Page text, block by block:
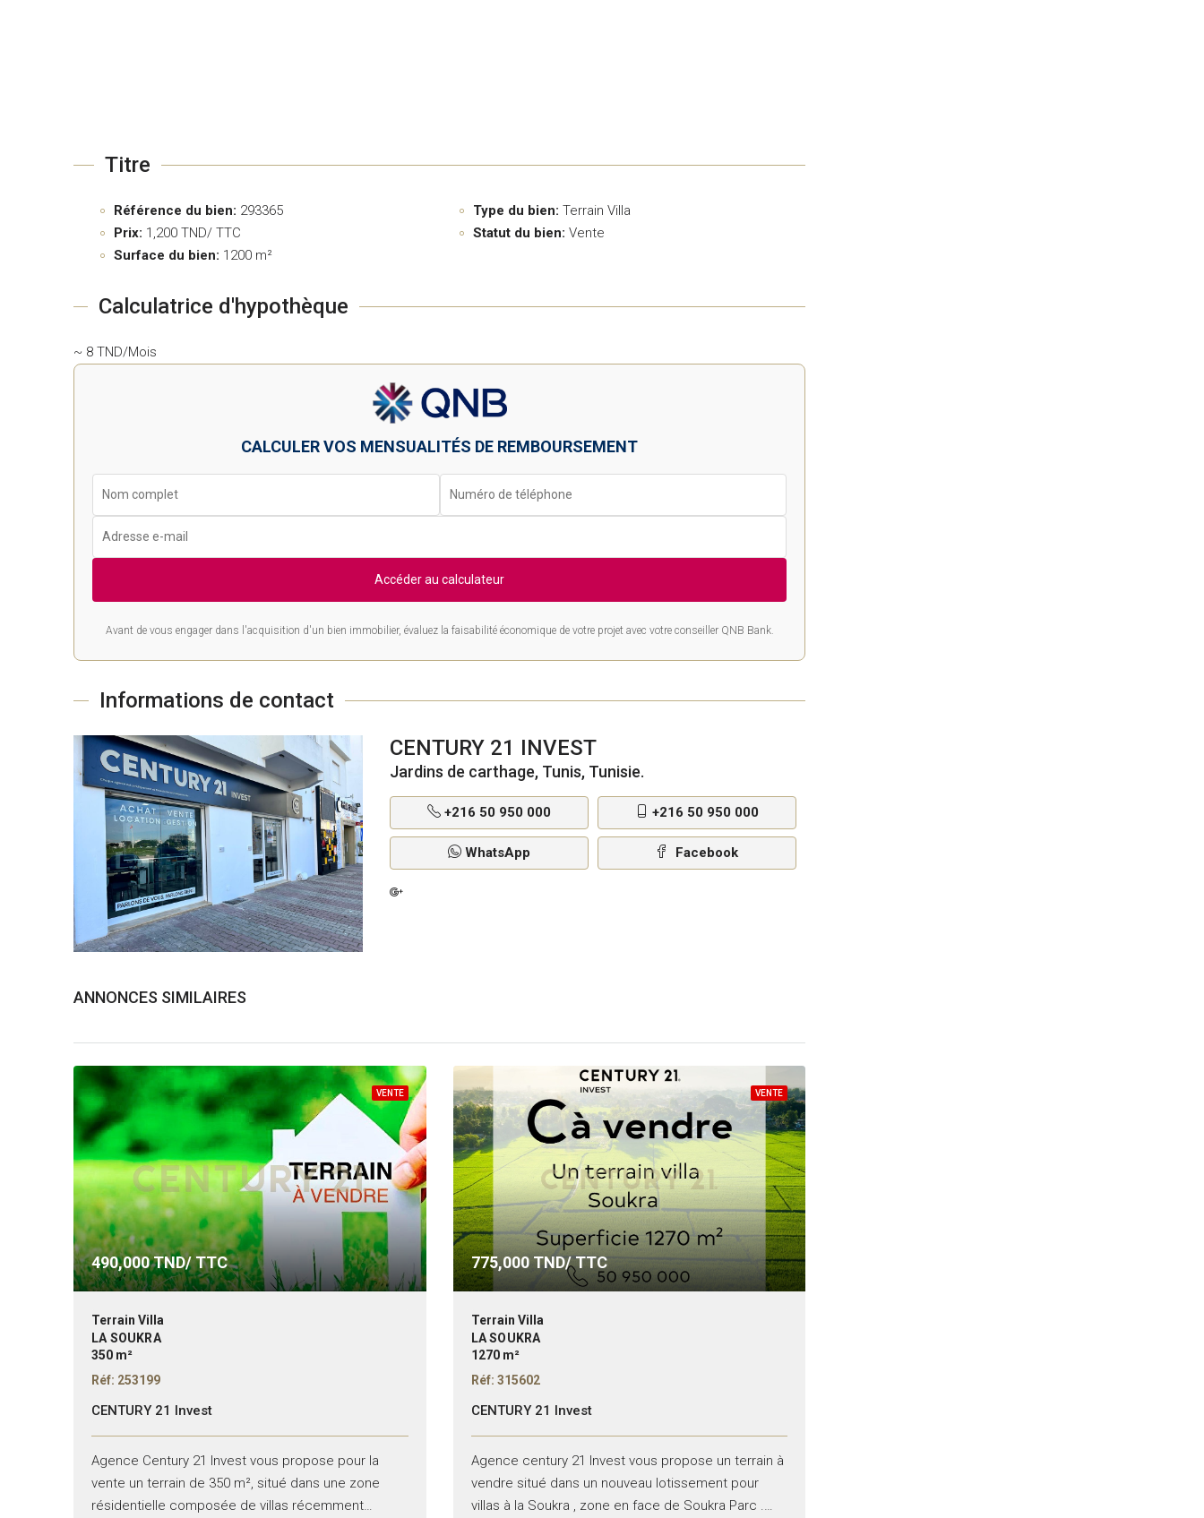
Titre
Référence du bien: 293365
Prix: 1,200 TND/ TTC
Surface du bien: 1200 m²
Type du bien: Terrain Villa
Statut du bien: Vente
Calculatrice d'hypothèque
~ 8 TND/Mois
CALCULER VOS MENSUALITÉS DE REMBOURSEMENT
Accéder au calculateur
Avant de vous engager dans l'acquisition d'un bien immobilier, évaluez la faisabilité économique de votre projet avec votre conseiller QNB Bank.
Informations de contact
CENTURY 21 INVEST
Jardins de carthage, Tunis, Tunisie.
+216 50 950 000 +216 50 950 000
WhatsApp Facebook
ANNONCES SIMILAIRES
VENTE
490,000TND/ TTC
Terrain Villa
LA SOUKRA
350 m²
Réf: 253199
CENTURY 21 Invest
Agence Century 21 Invest vous propose pour la
vente un terrain de 350 m², situé dans une zone
résidentielle composée de villas récemment
VENTE
775,000TND/ TTC
Terrain Villa
LA SOUKRA
1270 m²
Réf: 315602
CENTURY 21 Invest
Agence century 21 Invest vous propose un terrain à
vendre situé dans un nouveau lotissement pour
villas à la Soukra , zone en face de Soukra Parc .